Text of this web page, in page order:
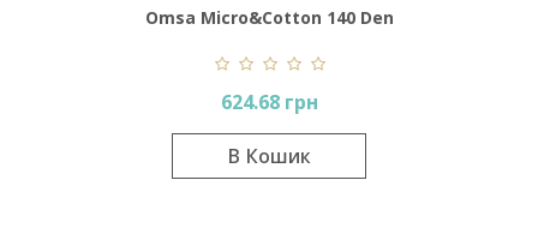
Omsa Micro&Cotton 140 Den
624.68 грн
В Кошик